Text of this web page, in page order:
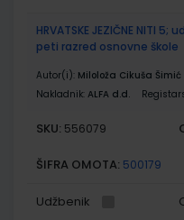
HRVATSKE JEZIČNE NITI
peti razred osnovne škole
Autor(i): Miloloža Cikuša Šimić
Nakladnik: ALFA d.d.
SKU: 556079
ŠIFRA OMOTA: 500179
Udžbenik